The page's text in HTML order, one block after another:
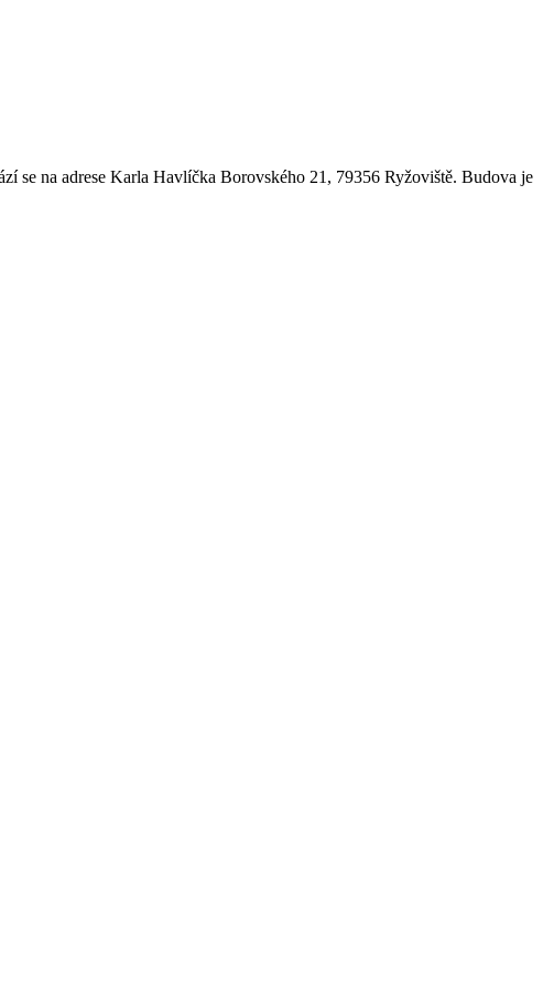
se na adrese Karla Havlíčka Borovského 21, 79356 Ryžoviště. Budova je